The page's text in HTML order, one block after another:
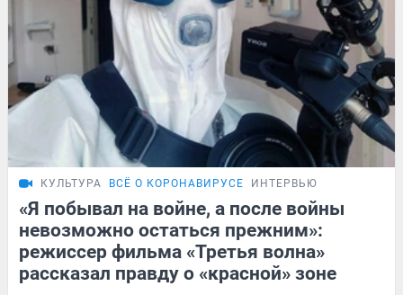
КУЛЬТУРА ВСЁ О КОРОНАВИРУСЕ ИНТЕРВЬЮ
«Я побывал на войне, а после войны
невозможно остаться прежним»:
режиссер фильма «Третья волна»
рассказал правду о «красной» зоне